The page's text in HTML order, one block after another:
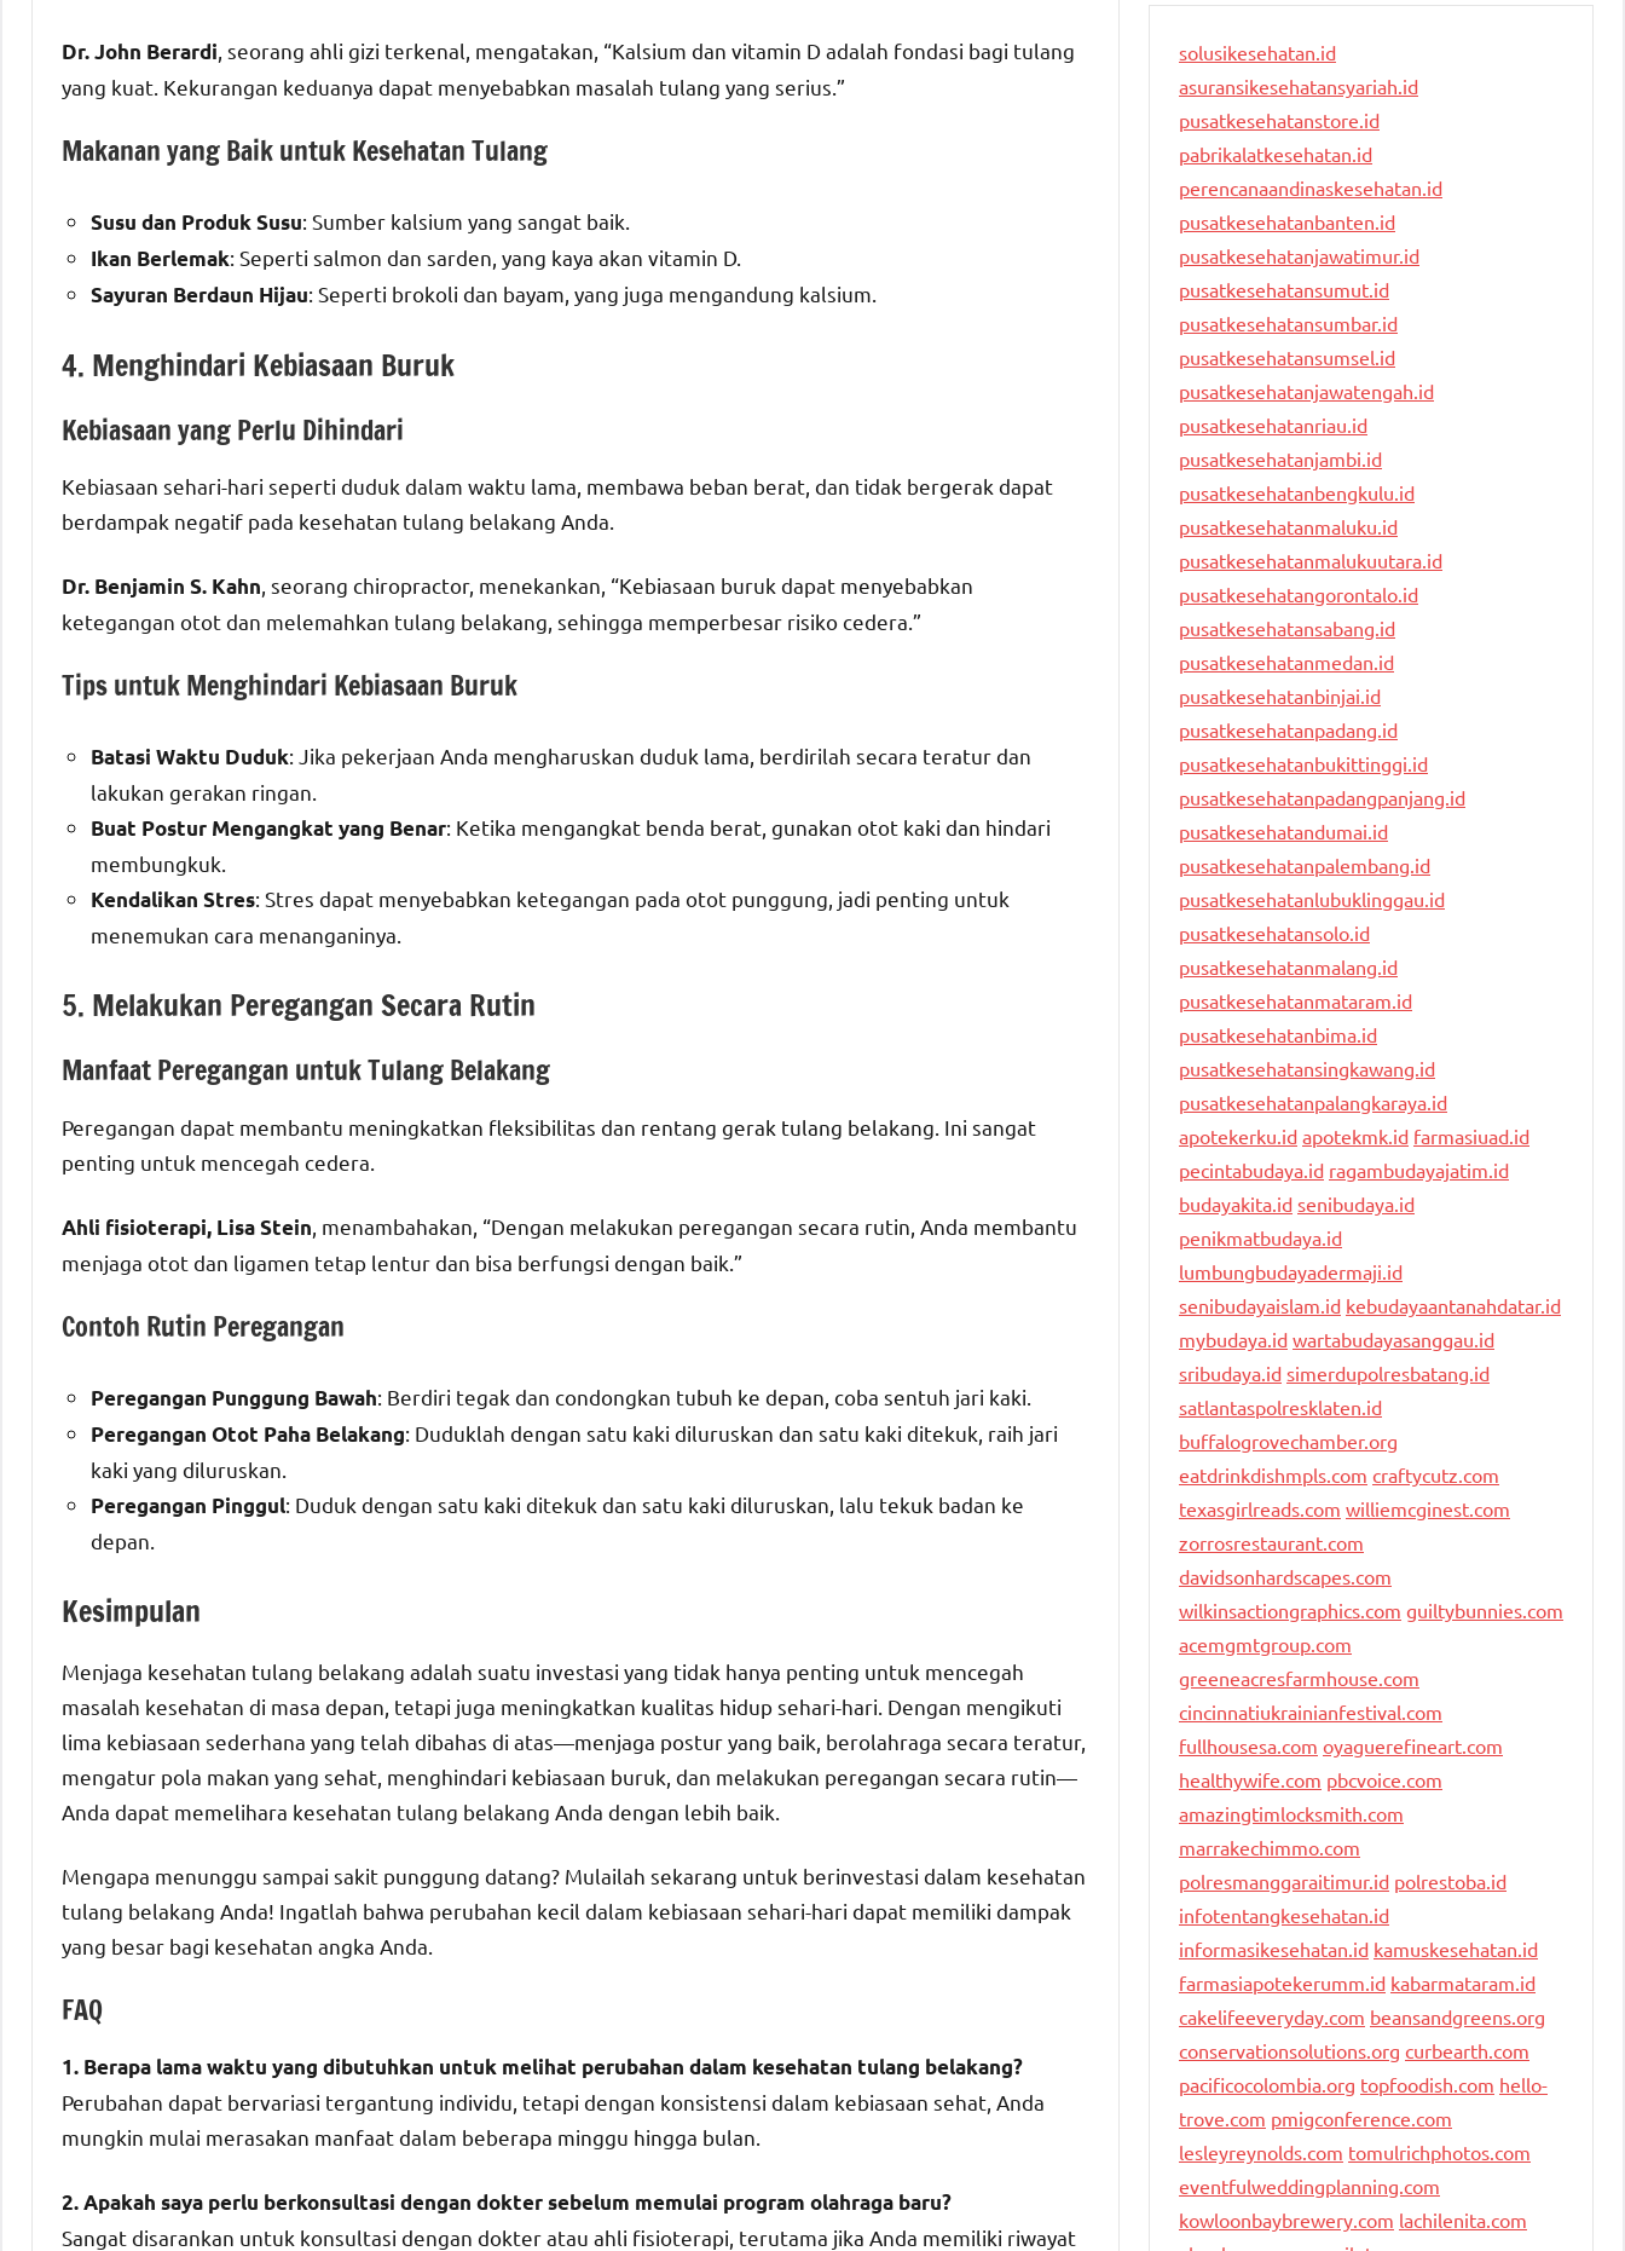
Dr. John Berardi , seorang ahli gizi terkenal, mengatakan, “Kalsium dan vitamin D adalah fondasi bagi tulang
yang kuat. Kekurangan keduanya dapat menyebabkan masalah tulang yang serius.”
Makanan yang Baik untuk Kesehatan Tulang
Susu dan Produk Susu: Sumber kalsium yang sangat baik.
Ikan Berlemak: Seperti salmon dan sarden, yang kaya akan vitamin D.
Sayuran Berdaun Hijau: Seperti brokoli dan bayam, yang juga mengandung kalsium.
4. Menghindari Kebiasaan Buruk
Kebiasaan yang Perlu Dihindari
Kebiasaan sehari-hari seperti duduk dalam waktu lama, membawa beban berat, dan tidak bergerak dapat
berdampak negatif pada kesehatan tulang belakang Anda.
Dr. Benjamin S. Kahn , seorang chiropractor, menekankan, “Kebiasaan buruk dapat menyebabkan
ketegangan otot dan melemahkan tulang belakang, sehingga memperbesar risiko cedera.”
Tips untuk Menghindari Kebiasaan Buruk
Batasi Waktu Duduk: Jika pekerjaan Anda mengharuskan duduk lama, berdirilah secara teratur dan
lakukan gerakan ringan.
Buat Postur Mengangkat yang Benar: Ketika mengangkat benda berat, gunakan otot kaki dan hindari
membungkuk.
Kendalikan Stres: Stres dapat menyebabkan ketegangan pada otot punggung, jadi penting untuk
menemukan cara menanganinya.
5. Melakukan Peregangan Secara Rutin
Manfaat Peregangan untuk Tulang Belakang
Peregangan dapat membantu meningkatkan fleksibilitas dan rentang gerak tulang belakang. Ini sangat
penting untuk mencegah cedera.
Ahli fisioterapi, Lisa Stein , menambahakan, “Dengan melakukan peregangan secara rutin, Anda membantu
menjaga otot dan ligamen tetap lentur dan bisa berfungsi dengan baik.”
Contoh Rutin Peregangan
Peregangan Punggung Bawah: Berdiri tegak dan condongkan tubuh ke depan, coba sentuh jari kaki.
Peregangan Otot Paha Belakang: Duduklah dengan satu kaki diluruskan dan satu kaki ditekuk, raih jari
kaki yang diluruskan.
Peregangan Pinggul: Duduk dengan satu kaki ditekuk dan satu kaki diluruskan, lalu tekuk badan ke
depan.
Kesimpulan
Menjaga kesehatan tulang belakang adalah suatu investasi yang tidak hanya penting untuk mencegah
masalah kesehatan di masa depan, tetapi juga meningkatkan kualitas hidup sehari-hari. Dengan mengikuti
lima kebiasaan sederhana yang telah dibahas di atas—menjaga postur yang baik, berolahraga secara teratur,
mengatur pola makan yang sehat, menghindari kebiasaan buruk, dan melakukan peregangan secara rutin—
Anda dapat memelihara kesehatan tulang belakang Anda dengan lebih baik.
Mengapa menunggu sampai sakit punggung datang? Mulailah sekarang untuk berinvestasi dalam kesehatan
tulang belakang Anda! Ingatlah bahwa perubahan kecil dalam kebiasaan sehari-hari dapat memiliki dampak
yang besar bagi kesehatan angka Anda.
FAQ
1. Berapa lama waktu yang dibutuhkan untuk melihat perubahan dalam kesehatan tulang belakang?
Perubahan dapat bervariasi tergantung individu, tetapi dengan konsistensi dalam kebiasaan sehat, Anda
mungkin mulai merasakan manfaat dalam beberapa minggu hingga bulan.
2. Apakah saya perlu berkonsultasi dengan dokter sebelum memulai program olahraga baru?
Sangat disarankan untuk konsultasi dengan dokter atau ahli fisioterapi, terutama jika Anda memiliki riwayat
solusikesehatan.id
asuransikesehatansyariah.id
pusatkesehatanstore.id
pabrikalatkesehatan.id
perencanaandinaskesehatan.id
pusatkesehatanbanten.id
pusatkesehatanjawatimur.id
pusatkesehatansumut.id
pusatkesehatansumbar.id
pusatkesehatansumsel.id
pusatkesehatanjawatengah.id
pusatkesehatanriau.id
pusatkesehatanjambi.id
pusatkesehatanbengkulu.id
pusatkesehatanmaluku.id
pusatkesehatanmalukuutara.id
pusatkesehatangorontalo.id
pusatkesehatansabang.id
pusatkesehatanmedan.id
pusatkesehatanbinjai.id
pusatkesehatanpadang.id
pusatkesehatanbukittinggi.id
pusatkesehatanpadangpanjang.id
pusatkesehatandumai.id
pusatkesehatanpalembang.id
pusatkesehatanlubuklinggau.id
pusatkesehatansolo.id
pusatkesehatanmalang.id
pusatkesehatanmataram.id
pusatkesehatanbima.id
pusatkesehatansingkawang.id
pusatkesehatanpalangkaraya.id
apotekerku.id apotekmk.id farmasiuad.id
pecintabudaya.id ragambudayajatim.id
budayakita.id senibudaya.id
penikmatbudaya.id
lumbungbudayadermaji.id
senibudayaislam.id kebudayaantanahdatar.id
mybudaya.id wartabudayasanggau.id
sribudaya.id simerdupolresbatang.id
satlantaspolresklaten.id
buffalogrovechamber.org
eatdrinkdishmpls.com craftycutz.com
texasgirlreads.com williemcginest.com
zorrosrestaurant.com
davidsonhardscapes.com
wilkinsactiongraphics.com guiltybunnies.com
acemgmtgroup.com
greeneacresfarmhouse.com
cincinnatiukrainianfestival.com
fullhousesa.com oyaguerefineart.com
healthywife.com pbcvoice.com
amazingtimlocksmith.com
marrakechimmo.com
polresmanggaraitimur.id polrestoba.id
infotentangkesehatan.id
informasikesehatan.id kamuskesehatan.id
farmasiapotekerumm.id kabarmataram.id
cakelifeeveryday.com beansandgreens.org
conservationsolutions.org curbearth.com
pacificocolombia.org topfoodish.com hello-
trove.com pmigconference.com
lesleyreynolds.com tomulrichphotos.com
eventfulweddingplanning.com
kowloonbaybrewery.com lachilenita.com